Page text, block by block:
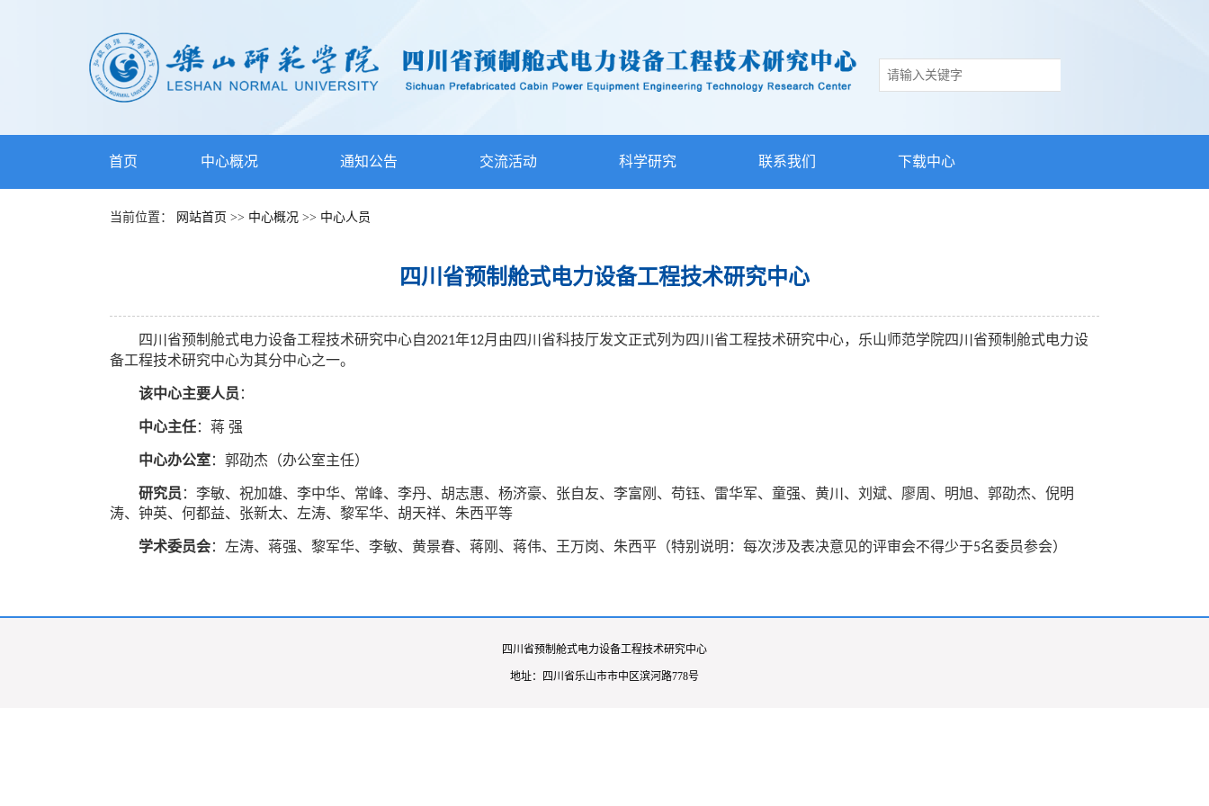
首页 中心概况 通知公告 交流活动 科学研究 联系我们 下载中心
当前位置： 网站首页 >> 中心概况 >> 中心人员
四川省预制舱式电力设备工程技术研究中心
四川省预制舱式电力设备工程技术研究中心自2021年12月由四川省科技厅发文正式列为四川省工程技术研究中心，乐山师范学院四川省预制舱式电力设
备工程技术研究中心为其分中心之一。
该中心主要人员 ：
中心主任：蒋 强
中心办公室： 郭劭杰 （办公室主任）
研究员 ：李敏、祝加雄、李中华、常峰、李丹、胡志惠、杨济豪、张自友、李富刚、苟钰、雷华军、童强、黄川、刘斌、廖周、明旭、郭劭杰、 倪明
涛、钟英、何都益、 张新太、左涛、黎军华、胡天祥、朱西平等
学术委员会：左涛、蒋强、黎军华、李敏、黄景春、蒋刚、蒋伟、王万岗、朱西平（特别说明：每次涉及表决意见的评审会不得少于5名委员参会）
四川省预制舱式电力设备工程技术研究中心
地址：四川省乐山市市中区滨河路778号